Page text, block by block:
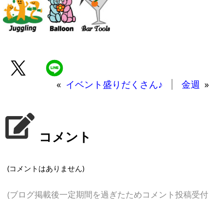
« イベント盛りだくさん♪ 金週 »
コメント
(コメントはありません)
(ブログ掲載後一定期間を過ぎたためコメント投稿受付